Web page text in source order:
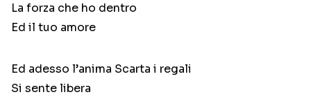
La forza che ho dentro
Ed il tuo amore
Ed adesso l’anima Scarta i regali
Si sente libera